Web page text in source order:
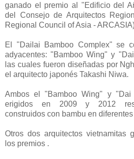
ganado el premio al "Edificio del
del Consejo de Arquitectos
Regional Council of Asia -
El "Dailai Bamboo Complex" se
adyacentes: "Bamboo Wing" y
las cuales fueron diseñadas por
el arquitecto japonés Takashi Niwa.
Ambos el "Bamboo Wing" y "Dai
erigidos en 2009 y 2012
construidos con bambu en
Otros dos arquitectos vietnamitas
los premios .